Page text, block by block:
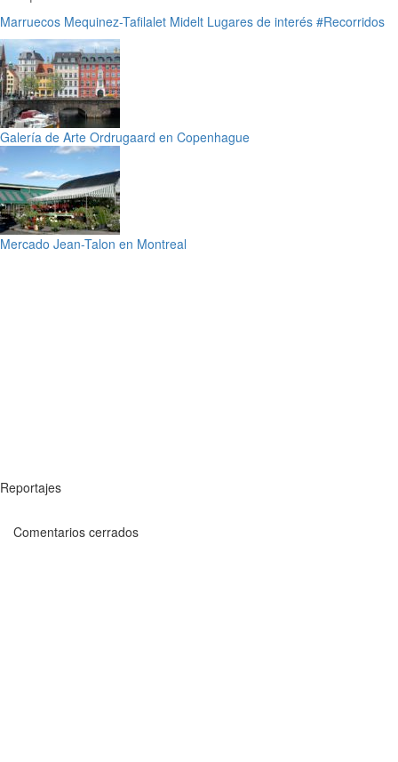
Marruecos Mequinez-Tafilalet Midelt Lugares de interés #Recorridos
Galería de Arte Ordrugaard en Copenhague
Mercado Jean-Talon en Montreal
Reportajes
Comentarios cerrados